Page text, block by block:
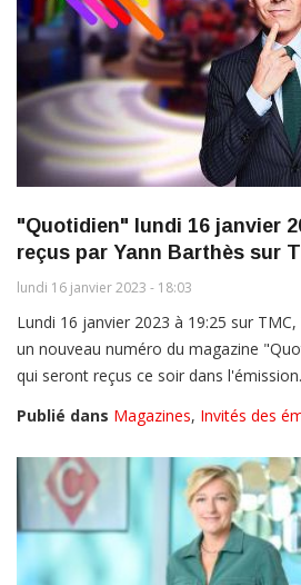
"Quotidien" lundi 16 janvier
reçus par Yann Barthès sur
lundi 16 janvier 2023 - 18:03
Lundi 16 janvier 2023 à 19:25 sur
un nouveau numéro du magazine
qui seront reçus ce soir dans l'émission.
Publié dans Magazines, Invités des